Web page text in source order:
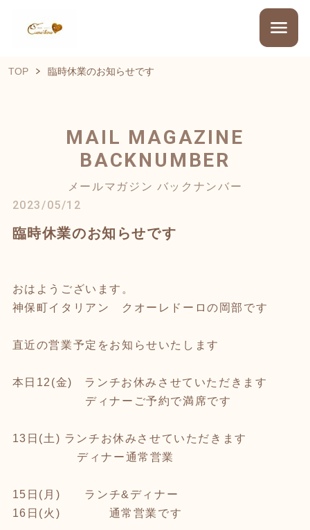
TOP 臨時休業のお知らせです
MAIL MAGAZINE
BACKNUMBER
メールマガジン バックナンバー
2023/05/12
臨時休業のお知らせです
おはようございます。
神保町イタリアン クオーレドーロの岡部です
直近の営業予定をお知らせいたします
本日12(金) ランチお休みさせていただきます
ディナーご予約で満席です
13日(土) ランチお休みさせていただきます
ディナー通常営業
15日(月) ランチ&ディナー
16日(火) 通常営業です